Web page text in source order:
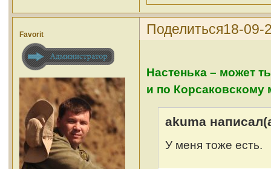
Поделиться18-09-
Favorit
Настенька – может
и по
akuma
У меня тоже есть.